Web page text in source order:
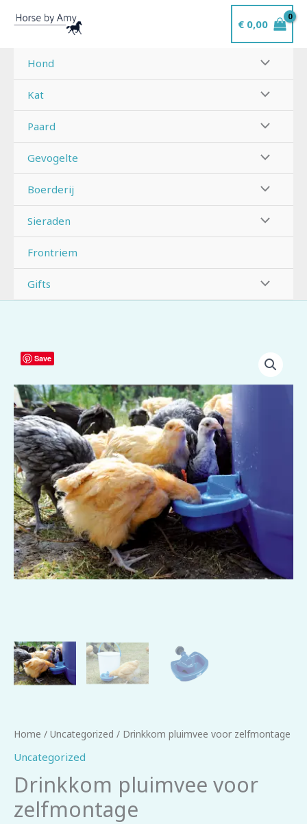
naar
inhoud
€0,00
Hond
Kat
Paard
Gevogelte
Boerderij
Sieraden
Frontriem
Gifts
Save
Home / Uncategorized / Drinkkom pluimvee voor zelfmontage
Uncategorized
Drinkkom pluimvee voor
zelfmontage
Drinkkom
pluimvee
voor
zelfmontage
aantal